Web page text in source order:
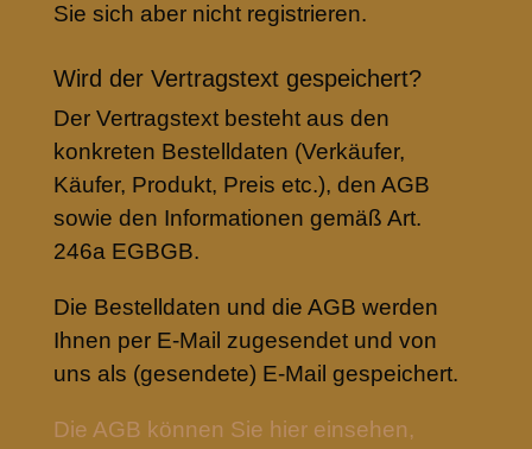
Sie sich aber nicht registrieren.
Wird der Vertragstext gespeichert?
Der Vertragstext besteht aus den
konkreten Bestelldaten (Verkäufer,
Käufer, Produkt, Preis etc.), den AGB
sowie den Informationen gemäß Art.
246a EGBGB.
Die Bestelldaten und die AGB werden
Ihnen per E-Mail zugesendet und von
uns als (gesendete) E-Mail gespeichert.
Die AGB können Sie hier einsehen,